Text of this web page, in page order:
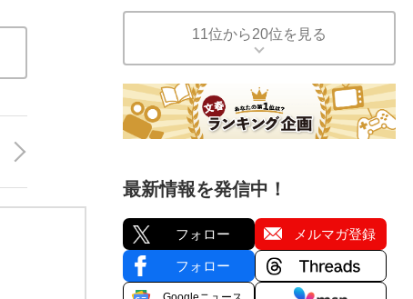
11位から20位を見る
最新情報を発信中！
フォロー メルマガ登録
フォロー